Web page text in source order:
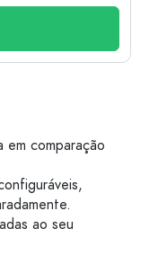
comparação
ao seu